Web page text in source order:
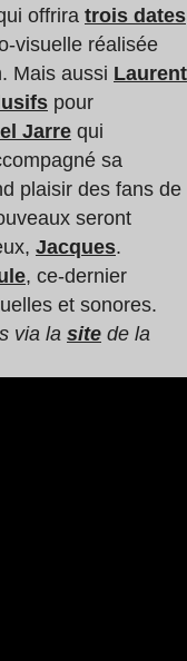
offrira trois dates
visuelle réalisée
Mais aussi Laurent
pour
Jarre qui
sa
plaisir des fans de
seront
Jacques.
, ce-dernier
et sonores.
via la site de la